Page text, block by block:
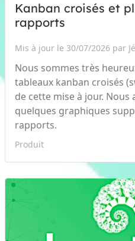
Kanban croisés et
rapports
Mis à jour le 30/07/2026 par
Nous sommes très
tableaux kanban croisés
de cette mise à jour.
quelques graphiques
rapports.
Produit